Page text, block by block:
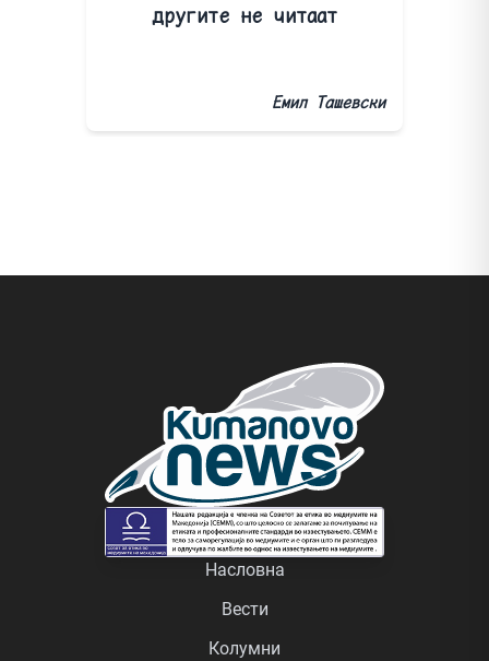
другите не читаат
Емил Ташевски
Насловна
Вести
Колумни